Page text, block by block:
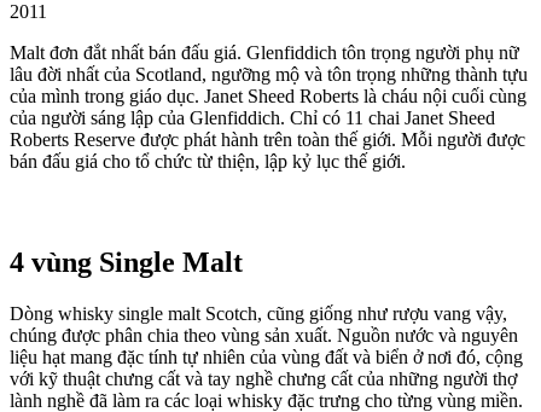
2011
Malt đơn đắt nhất bán đấu giá. Glenfiddich tôn trọng người phụ nữ
lâu đời nhất của Scotland, ngưỡng mộ và tôn trọng những thành tựu
của mình trong giáo dục. Janet Sheed Roberts là cháu nội cuối cùng
của người sáng lập của Glenfiddich. Chỉ có 11 chai Janet Sheed
Roberts Reserve được phát hành trên toàn thế giới. Mỗi người được
bán đấu giá cho tổ chức từ thiện, lập kỷ lục thế giới.
4 vùng Single Malt
Dòng whisky single malt Scotch, cũng giống như rượu vang vậy,
chúng được phân chia theo vùng sản xuất. Nguồn nước và nguyên
liệu hạt mang đặc tính tự nhiên của vùng đất và biển ở nơi đó, cộng
với kỹ thuật chưng cất và tay nghề chưng cất của những người thợ
lành nghề đã làm ra các loại whisky đặc trưng cho từng vùng miền.